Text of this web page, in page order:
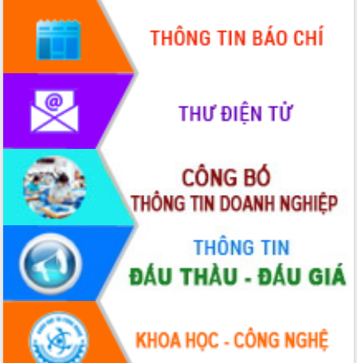
UBND tỉnh họp báo định kỳ tháng 4
năm 2026
Hội thảo khoa học “Giải pháp thúc đẩy
phát triển nền kinh tế xanh tại tỉnh
Đắk Lắk”
Tăng cường giám sát, đôn đốc thực
hiện nhiệm vụ quản lý tài sản công
hàng tuần
Tháo gỡ những vướng mắc, đẩy mạnh
công tác cải cách thủ tục hành chính
tại Trung tâm Phục vụ hành chính
công tỉnh
Đắk Lắk: Tôn vinh 46 giải pháp tại Hội
thi Sáng tạo Kỹ thuật 2024 - 2025
Đắk Lắk rà soát, điều chỉnh Đề án 190
về phát triển nuôi trồng thủy sản
Phó Chủ tịch UBND tỉnh Đắk Lắk
Trương Công Thái kiểm tra thực địa
Dự án cao tốc Khánh Hòa - Buôn Ma
Thuột